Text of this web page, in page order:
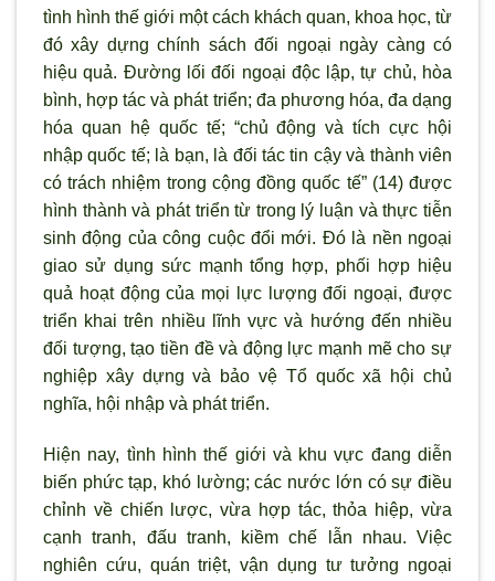
tình hình thế giới một cách khách quan, khoa học, từ
đó xây dựng chính sách đối ngoại ngày càng có
hiệu quả. Đường lối đối ngoại độc lập, tự chủ, hòa
bình, hợp tác và phát triển; đa phương hóa, đa dạng
hóa quan hệ quốc tế; “chủ động và tích cực hội
nhập quốc tế; là bạn, là đối tác tin cậy và thành viên
có trách nhiệm trong cộng đồng quốc tế” (14) được
hình thành và phát triển từ trong lý luận và thực tiễn
sinh động của công cuộc đổi mới. Đó là nền ngoại
giao sử dụng sức mạnh tổng hợp, phối hợp hiệu
quả hoạt động của mọi lực lượng đối ngoại, được
triển khai trên nhiều lĩnh vực và hướng đến nhiều
đối tượng, tạo tiền đề và động lực mạnh mẽ cho sự
nghiệp xây dựng và bảo vệ Tổ quốc xã hội chủ
nghĩa, hội nhập và phát triển.
Hiện nay, tình hình thế giới và khu vực đang diễn
biến phức tạp, khó lường; các nước lớn có sự điều
chỉnh về chiến lược, vừa hợp tác, thỏa hiệp, vừa
cạnh tranh, đấu tranh, kiềm chế lẫn nhau. Việc
nghiên cứu, quán triệt, vận dụng tư tưởng ngoại